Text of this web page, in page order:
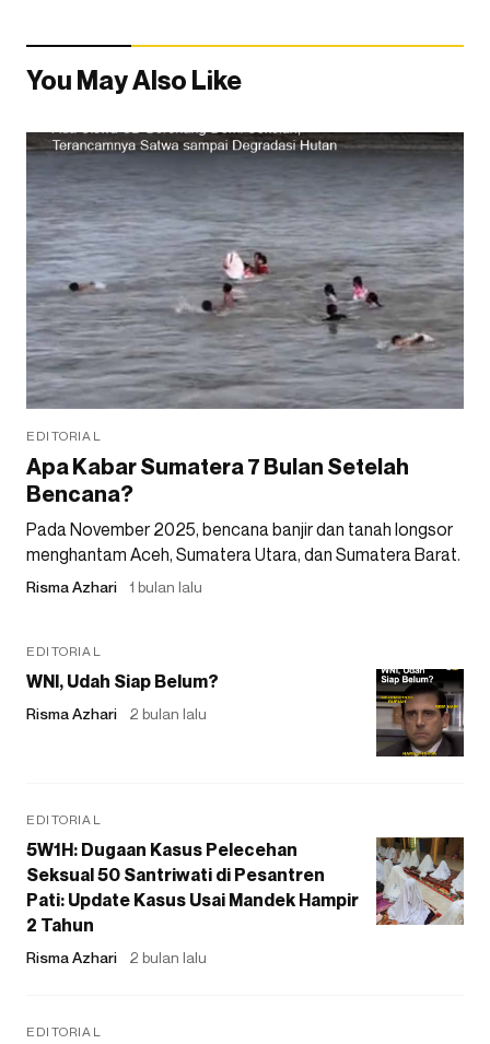
You May Also Like
EDITORIAL
Apa Kabar Sumatera 7 Bulan Setelah
Bencana?
Pada November 2025, bencana banjir dan tanah longsor
menghantam Aceh, Sumatera Utara, dan Sumatera Barat.
Risma Azhari 1 bulan lalu
EDITORIAL
WNI, Udah Siap Belum?
Risma Azhari 2 bulan lalu
EDITORIAL
5W1H: Dugaan Kasus Pelecehan
Seksual 50 Santriwati di Pesantren
Pati: Update Kasus Usai Mandek Hampir
2 Tahun
Risma Azhari 2 bulan lalu
EDITORIAL